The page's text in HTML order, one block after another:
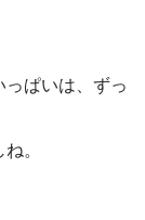
っぱいは、ずっ
。